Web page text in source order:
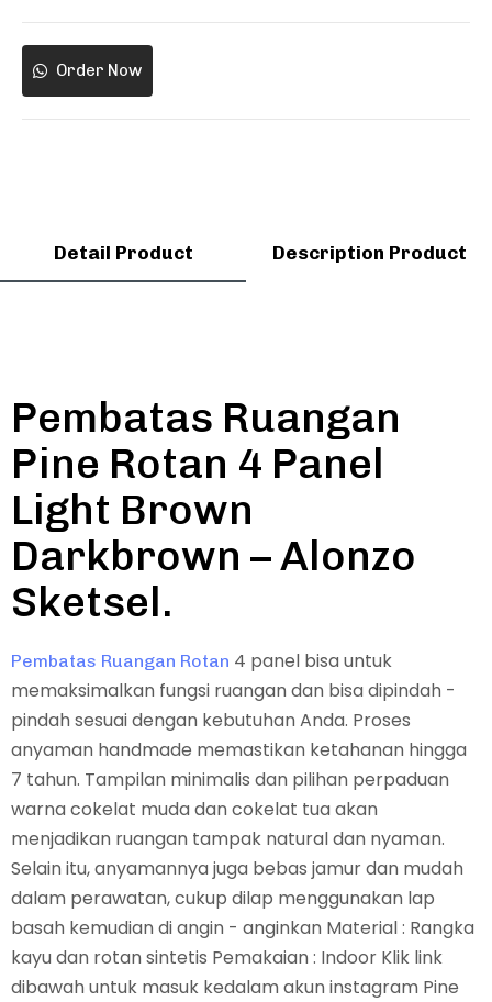
Order Now
Detail Product Description Product
Pembatas Ruangan
Pine Rotan 4 Panel
Light Brown
Darkbrown – Alonzo
Sketsel.
Pembatas Ruangan Rotan 4 panel bisa untuk
memaksimalkan fungsi ruangan dan bisa dipindah -
pindah sesuai dengan kebutuhan Anda. Proses
anyaman handmade memastikan ketahanan hingga
7 tahun. Tampilan minimalis dan pilihan perpaduan
warna cokelat muda dan cokelat tua akan
menjadikan ruangan tampak natural dan nyaman.
Selain itu, anyamannya juga bebas jamur dan mudah
dalam perawatan, cukup dilap menggunakan lap
basah kemudian di angin - anginkan Material : Rangka
kayu dan rotan sintetis Pemakaian : Indoor Klik link
dibawah untuk masuk kedalam akun instagram Pine